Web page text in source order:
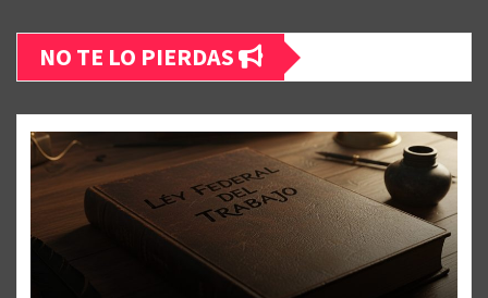
NO TE LO PIERDAS